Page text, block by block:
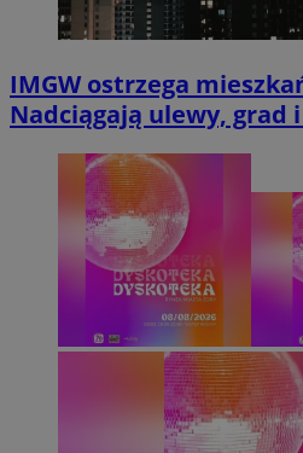
IMGW ostrzega
Nadciągają ulewy, grad